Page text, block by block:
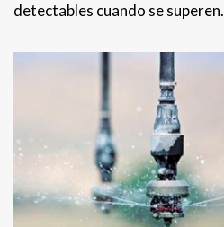
detectables cuando se superen.